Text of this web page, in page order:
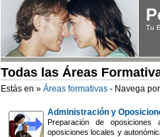
Tu
Todas las Áreas
Estás en » Áreas formativas - Navega
Administración y
Preparación de oposiciones
oposiciones locales y